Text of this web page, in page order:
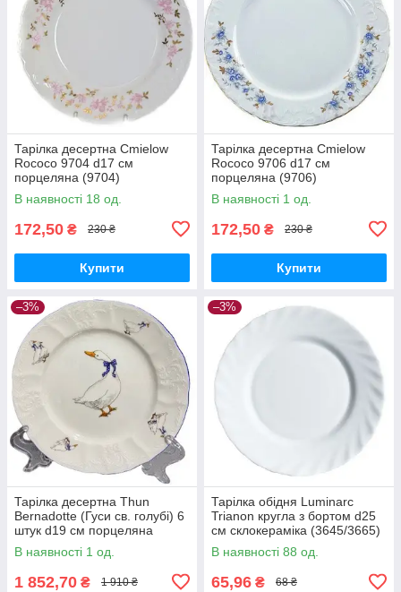
Тарілка десертна Cmielow
Rococo 9704 d17 см
порцеляна (9704)
В наявності 18 од.
172,50 ₴ 230 ₴
Купити
Тарілка десертна Cmielow
Rococo 9706 d17 см
порцеляна (9706)
В наявності 1 од.
172,50 ₴ 230 ₴
Купити
–3%
Тарілка десертна Thun
Bernadotte (Гуси св. голубі) 6
штук d19 см порцеляна
(5936B59)
В наявності 1 од.
1 852,70 ₴ 1 910 ₴
–3%
Тарілка обідня Luminarc
Trianon кругла з бортом d25
см склокераміка (3645/3665)
В наявності 88 од.
65,96 ₴ 68 ₴